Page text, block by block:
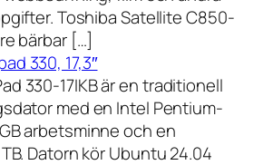
Toshiba Satellite C850-
bärbar […]
330, 17,3″
330-17IKB är en traditionell
med en Intel Pentium-
arbetsminne och en
Datorn kör Ubuntu 24.04